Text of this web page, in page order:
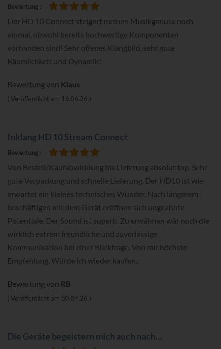
Bewertung
Der HD 10 Connect steigert meinen Musikgenuss noch
einmal, obwohl bereits hochwertige Komponenten
vorhanden sind! Sehr offenes Klangbild, sehr gute
Räumlichkeit und Dynamik!
Bewertung von Klaus
Veröffentlicht am 16.06.26
Inklang HD 10 Stream Connect
Bewertung
Von Bestell/Kaufabwicklung bis Lieferung absolut top. Sehr
gute Verpackung und schnelle Lieferung. Der HD10 ist wie
erwartet ein kleines technisches Wunder. Nach längerem
beschäftigen mit dem Gerät eröffnen sich ungeahnte
Potentiale. Der Sound ist superb. Zu erwähnen wär noch die
wirklich extrem freundliche und zuverlässige
Kommunikation bei einer Rückfrage. Von mir höchste
Empfehlung. Würde ich wieder kaufen..
Bewertung von RB
Veröffentlicht am 30.04.26
Die Geräte begeistern mich auch nach…